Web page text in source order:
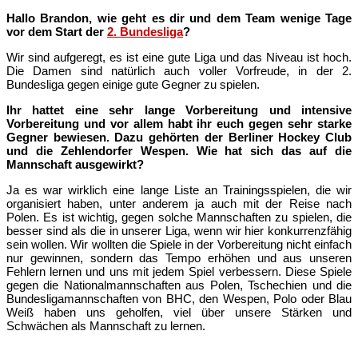
Hallo Brandon, wie geht es dir und dem Team wenige Tage
vor dem Start der 2. Bundesliga?
Wir sind aufgeregt, es ist eine gute Liga und das Niveau ist hoch.
Die Damen sind natürlich auch voller Vorfreude, in der 2.
Bundesliga gegen einige gute Gegner zu spielen.
Ihr hattet eine sehr lange Vorbereitung und intensive
Vorbereitung und vor allem habt ihr euch gegen sehr starke
Gegner bewiesen. Dazu gehörten der Berliner Hockey Club
und die Zehlendorfer Wespen. Wie hat sich das auf die
Mannschaft ausgewirkt?
Ja es war wirklich eine lange Liste an Trainingsspielen, die wir
organisiert haben, unter anderem ja auch mit der Reise nach
Polen. Es ist wichtig, gegen solche Mannschaften zu spielen, die
besser sind als die in unserer Liga, wenn wir hier konkurrenzfähig
sein wollen. Wir wollten die Spiele in der Vorbereitung nicht einfach
nur gewinnen, sondern das Tempo erhöhen und aus unseren
Fehlern lernen und uns mit jedem Spiel verbessern. Diese Spiele
gegen die Nationalmannschaften aus Polen, Tschechien und die
Bundesligamannschaften von BHC, den Wespen, Polo oder Blau
Weiß haben uns geholfen, viel über unsere Stärken und
Schwächen als Mannschaft zu lernen.